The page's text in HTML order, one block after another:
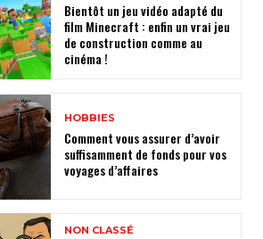
Bientôt un jeu vidéo adapté du
film Minecraft : enfin un vrai jeu
de construction comme au
cinéma !
HOBBIES
Comment vous assurer d’avoir
suffisamment de fonds pour vos
voyages d’affaires
NON CLASSÉ